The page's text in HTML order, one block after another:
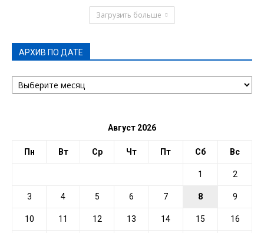
Загрузить больше
АРХИВ ПО ДАТЕ
АРХИВ
ПО
Август 2026
Пн Вт Ср Чт Пт Сб Вс
1 2
3 4 5 6 7 8 9
10 11 12 13 14 15 16